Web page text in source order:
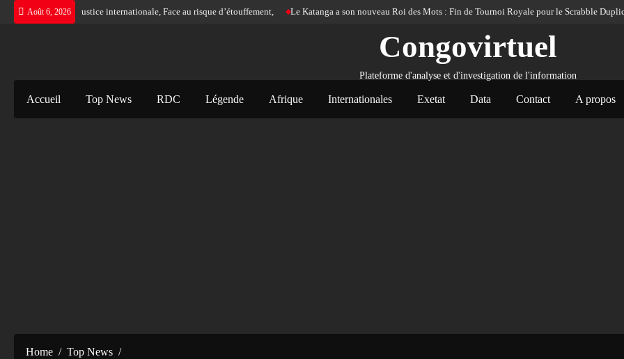
Skip
Août 6, 2026
d’une justice internationale, Face au risque d’étouffement, Le Katanga a son nouveau Roi des Mots : Fin de Tournoi Royale pour le Scrabble Duplicate
Congovirtuel
Plateforme d'analyse et d'investigation de l'information
Accueil Top News RDC Légende Afrique Internationales Exetat Data Contact A propos
Home
Top News